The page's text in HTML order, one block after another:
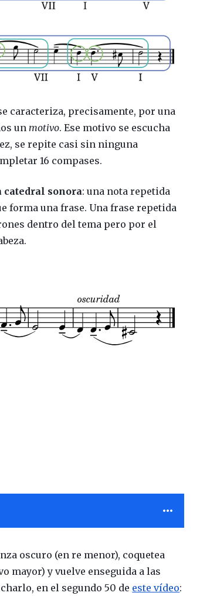
caracteriza, precisamente, por una
un motivo. Ese motivo se escucha
se repite casi sin ninguna
16 compases.
catedral sonora: una nota repetida
forma una frase. Una frase repetida
dentro del tema pero por el
oscuro (en re menor), coquetea
mayor) y vuelve enseguida a las
en el segundo 50 de este vídeo: